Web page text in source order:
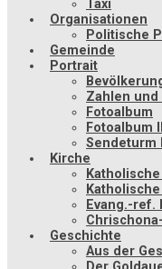
Taxi
Organisationen
Politische
Gemeinde
Portrait
Zahlen und
Fotoalbum
Fotoalbum II
Sendeturm
Kirche
Evang.-ref.
Geschichte
Aus der